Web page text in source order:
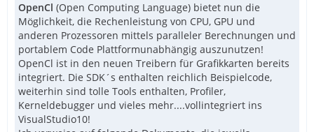
OpenCl (Open Computing Language) bietet nun die
Möglichkeit, die Rechenleistung von CPU, GPU und
anderen Prozessoren mittels paralleler Berechnungen und
portablem Code Plattformunabhängig auszunutzen!
OpenCl ist in den neuen Treibern für Grafikkarten bereits
integriert. Die SDK´s enthalten reichlich Beispielcode,
weiterhin sind tolle Tools enthalten, Profiler,
Kerneldebugger und vieles mehr....vollintegriert ins
VisualStudio10!